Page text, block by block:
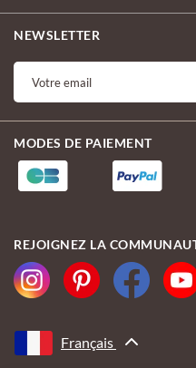
NEWSLETTER
MODES DE PAIEMENT
REJOIGNEZ LA
Français